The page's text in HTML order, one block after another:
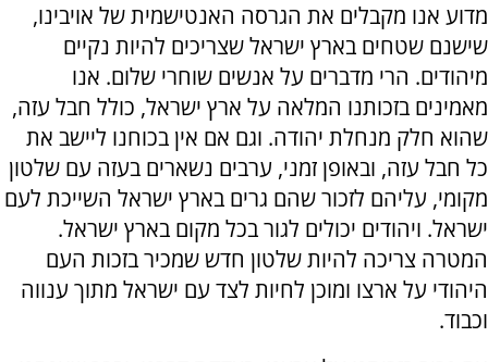
מדוע אנו מקבלים את הגרסה האנטישמית של אויבינו,
שישנם שטחים בארץ ישראל שצריכים להיות נקיים
מיהודים. הרי מדברים על אנשים שוחרי שלום. אנו
מאמינים בזכותנו המלאה על ארץ ישראל, כולל חבל עזה,
שהוא חלק מנחלת יהודה. וגם אם אין בכוחנו ליישב את
כל חבל עזה, ובאופן זמני, ערבים נשארים בעזה עם שלטון
מקומי, עליהם לזכור שהם גרים בארץ ישראל השייכת לעם
ישראל. ויהודים יכולים לגור בכל מקום בארץ ישראל.
המטרה צריכה להיות שלטון חדש שמכיר בזכות העם
היהודי על ארצו ומוכן לחיות לצד עם ישראל מתוך ענווה
וכבוד.